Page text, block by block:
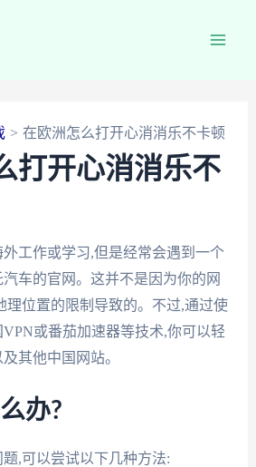
在欧洲怎么打开心消消乐不卡顿
打开心消消乐不
工作或学习,但是经常会遇到一个
车的官网。这并不是因为你的网
理位置的限制导致的。不过,通过使
或番茄加速器等技术,你可以轻
其他中国网站。
办?
,可以尝试以下几种方法: